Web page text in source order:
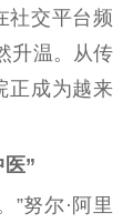
新闻发布
交平台频
升温。从传
正成为越来
”
努尔·阿里